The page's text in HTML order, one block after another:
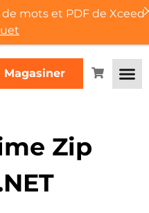
Magasiner
Zip
mots et PDF de Xceed